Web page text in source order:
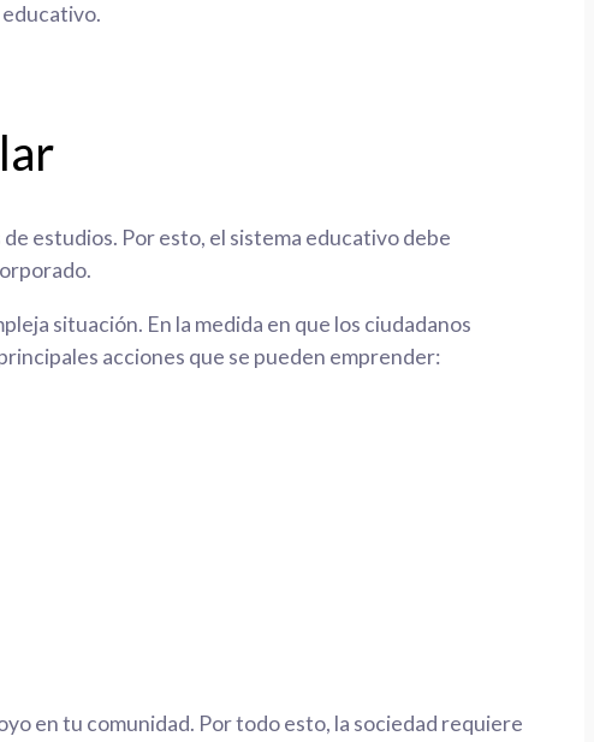
estudios. Por esto, el sistema educativo debe
situación. En la medida en que los ciudadanos
acciones que se pueden emprender:
en tu comunidad. Por todo esto, la sociedad requiere